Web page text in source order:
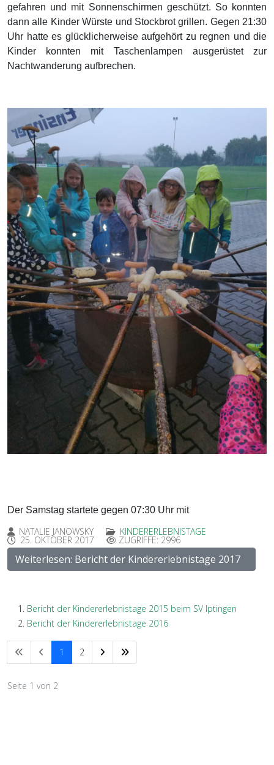
gefahren und mit Sonnenschirmen geschützt. So konnten
dann alle Kinder Würste und Stockbrot grillen. Gegen 21:30
Uhr hatte es glücklicherweise aufgehört zu regnen und die
Kinder konnten mit Taschenlampen ausgerüstet zur
Nachtwanderung aufbrechen.
Der Samstag startete gegen 07:30 Uhr mit
NATALIE JANOWSKY KINDERERLEBNISTAGE
25. OKTOBER 2017 ZUGRIFFE: 2996
Weiterlesen: Bericht der Kindererlebnistage 2017
Bericht der Kindererlebnistage 2015 beim SV Iptingen
Bericht der Kindererlebnistage 2016
1 2
Seite 1 von 2